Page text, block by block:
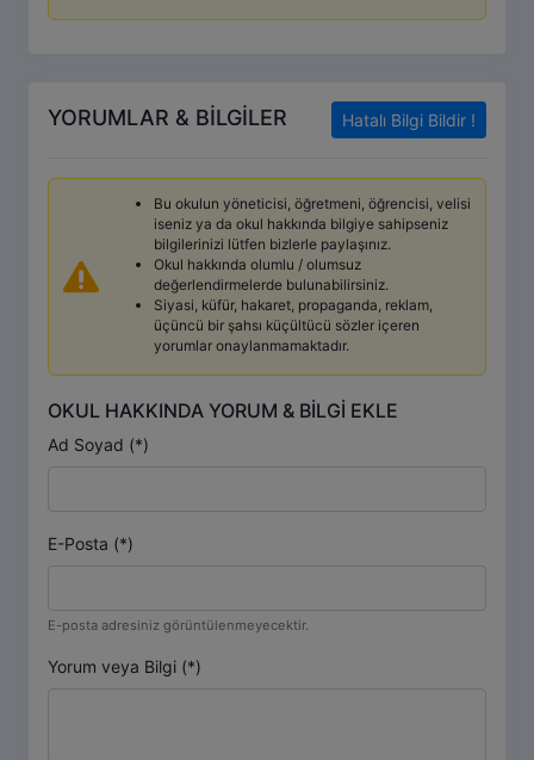
YORUMLAR & BİLGİLER Hatalı Bilgi Bildir !
Bu okulun yöneticisi, öğretmeni, öğrencisi, velisi
iseniz ya da okul hakkında bilgiye sahipseniz
bilgilerinizi lütfen bizlerle paylaşınız.
Okul hakkında olumlu / olumsuz
değerlendirmelerde bulunabilirsiniz.
Siyasi, küfür, hakaret, propaganda, reklam,
üçüncü bir şahsı küçültücü sözler içeren
yorumlar onaylanmamaktadır.
OKUL HAKKINDA YORUM & BİLGİ EKLE
Ad Soyad (*)
E-Posta (*)
E-posta adresiniz görüntülenmeyecektir.
Yorum veya Bilgi (*)